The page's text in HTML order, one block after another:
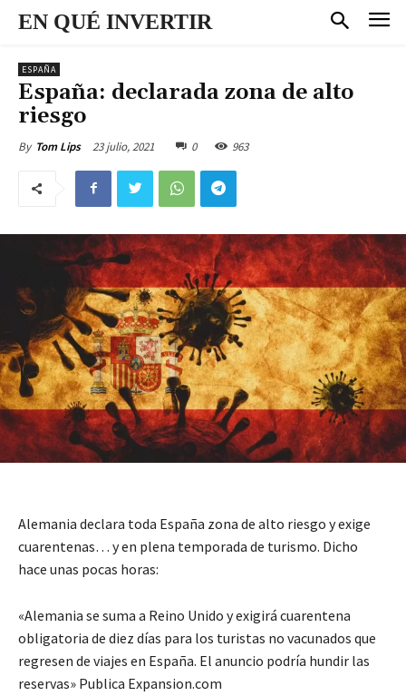
EN QUÉ INVERTIR
ESPAÑA
España: declarada zona de alto
riesgo
By Tom Lips 23 julio, 2021 0 963
Alemania declara toda España zona de alto riesgo y exige
cuarentenas… y en plena temporada de turismo. Dicho
hace unas pocas horas:
«Alemania se suma a Reino Unido y exigirá cuarentena
obligatoria de diez días para los turistas no vacunados que
regresen de viajes en España. El anuncio podría hundir las
reservas» Publica Expansion.com